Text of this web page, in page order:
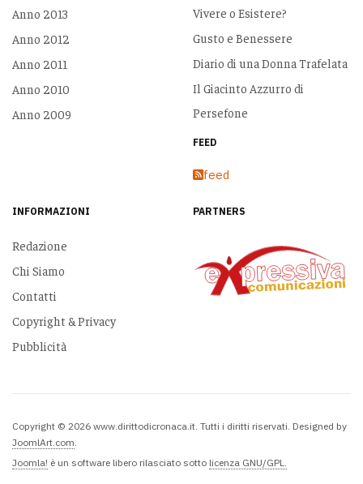
Anno 2013
Anno 2012
Anno 2011
Anno 2010
Anno 2009
Vivere o Esistere?
Gusto e Benessere
Diario di una Donna Trafelata
Il Giacinto Azzurro di
Persefone
FEED
feed
INFORMAZIONI
Redazione
Chi Siamo
Contatti
Copyright & Privacy
Pubblicità
PARTNERS
Copyright © 2026 www.dirittodicronaca.it. Tutti i diritti riservati. Designed by
JoomlArt.com.
Joomla! è un software libero rilasciato sotto licenza GNU/GPL.